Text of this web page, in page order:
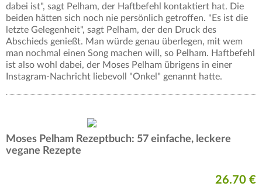
dabei ist", sagt Pelham, der Haftbefehl kontaktiert hat. Die
beiden hätten sich noch nie persönlich getroffen. "Es ist die
letzte Gelegenheit", sagt Pelham, der den Druck des
Abschieds genießt. Man würde genau überlegen, mit wem
man nochmal einen Song machen will, so Pelham. Haftbefehl
ist also wohl dabei, der Moses Pelham übrigens in einer
Instagram-Nachricht liebevoll "Onkel" genannt hatte.
Moses Pelham Rezeptbuch: 57 einfache, leckere
vegane Rezepte
26.70 €